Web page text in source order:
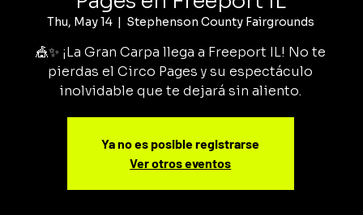
Thu, May 14
  |
Stephenson County Fairgrounds
🎪✨ ¡La Gran Carpa llega a Freeport IL! No te
pierdas el Circo Pages y su espectáculo
inolvidable que te dejará sin aliento.
Ya no es posible registrarse
Ver otros eventos